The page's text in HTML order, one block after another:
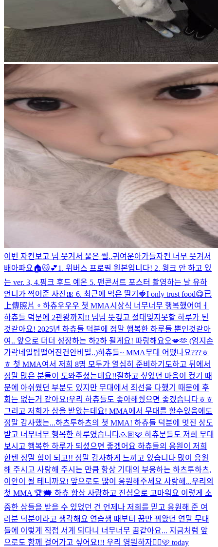
이번 자컨보고 넘 웃겨서 울은 썰..귀여운아가들자컨 너무 웃겨서
배아파요 🏠😽💕1. 위버스 프로필 원본입니다! 2. 윙크 안 하고 있
는 ver. 3, 4.핑크 후드 예온 5. 팬콘서트 포스터 촬영하는 날 유하
언니가 찍어준 사진🎀 6. 최근에 먹은 딸기🍓I only trust food😋已
上傳照片。 하츄우우우 첫 MMA시상식 너무너무 행복했어여ㅓ
하츄들 덕분에 2관왕까지!! 넘넘 뜻깊고 절대잊지못할 하루가 된
것같아요! 2025년 하츄들 덕분에 정말 행복한 하루들 뿐인것같아
여.. 앞으로 더더 성장하는 하2하 될게요! 따랑해요오💋🫶 (엄지손
가락네일팁떨어진건안비밀..)하츄들~ MMA무대 어땠나요???ㅎ
ㅎ 첫 MMA여서 저희 8명 모두가 열심히 준비하기도하고 뒤에서
정말 많은 분들이 도와주셨는데요!!잘하고 싶었던 마음이 컸기 때
문에 아쉬웠던 부분도 있지만 무대에서 최선을 다했기 때문에 후
회는 없는거 같아요!우리 하츄들도 좋아해줬으면 좋겠습니다ㅎㅎ
그리고 저희가 상을 받았는데요! MMA에서 무대를 할수있음에도
정말 감사했는...하츠투하츠의 첫 MMA! 하츄들 덕분에 멋진 상도
받고 너무너무 행복한 하루였습니다🙏🏻🩷 하츄분들도 저희 무대
보시고 행복한 하루가 되셨으면 좋겠어요 하츄들의 응원이 저희
한텐 정말 힘이 되고!! 정말 감사하게 느끼고 있습니다 많이 응원
해 주시고 사랑해 주시는 만큼 항상 기대의 부응하는 하츠투하츠,
이안이 될 테니까요! 앞으로도 많이 응원해주세요 사랑해...우리의
첫 MMA 🏆🗯 하츄 항상 사랑하고 진심으로 고마워요 이렇게 소
중한 상들을 받을 수 있었던 건 언제나 저희를 믿고 응원해 준 여
러분 덕분이라고 생각해요 연습생 때부터 꿈만 꿔왔던 연말 무대
들에 이렇게 직접 서게 되다니 너무너무 꿈같아요... 지금처럼 앞
으로도 함께 걸어가고 싶어요!!! 우리 영원하자😵‍💫🩷 today